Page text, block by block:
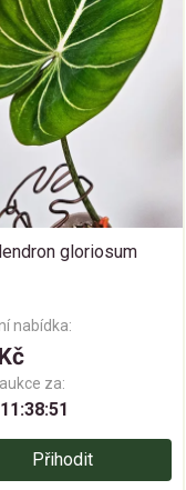
gloriosum
nabídka:
za:
Přihodit